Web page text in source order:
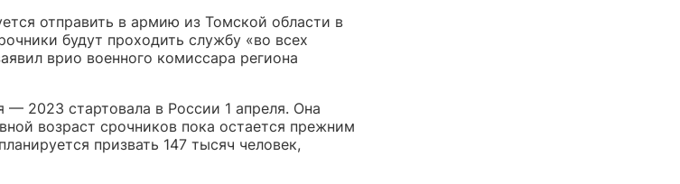
отправить в армию из Томской области в
будут проходить службу «во всех
врио военного комиссара региона
— 2023 стартовала в России 1 апреля. Она
возраст срочников пока остается прежним
призвать 147 тысяч человек,